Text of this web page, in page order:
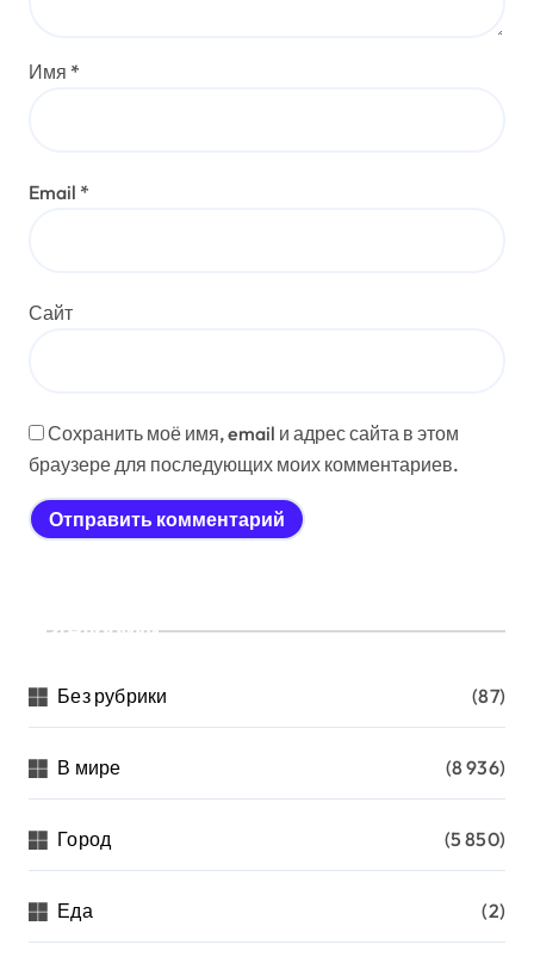
Имя *
Email *
Сайт
Сохранить моё имя, email и адрес сайта в этом
браузере для последующих моих комментариев.
Рубрики
Без рубрики (87)
В мире (8 936)
Город (5 850)
Еда (2)